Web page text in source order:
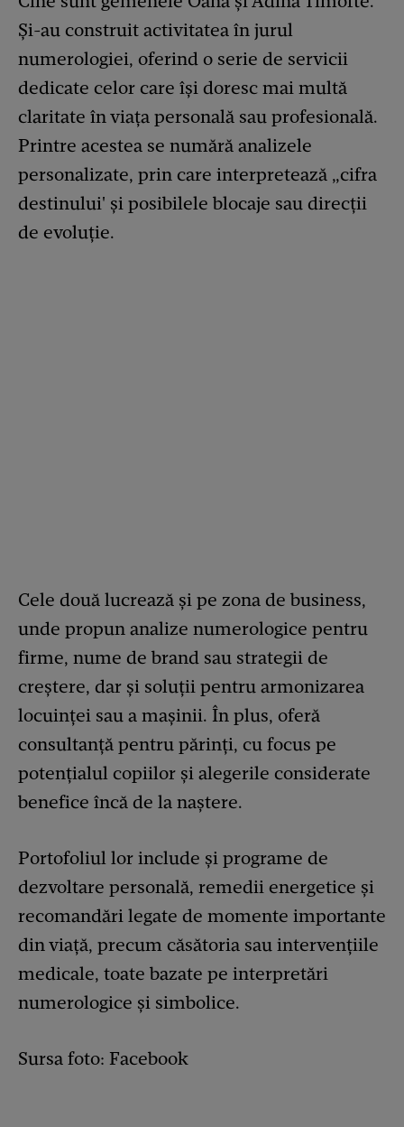
Și-au construit activitatea în jurul
numerologiei, oferind o serie de servicii
dedicate celor care își doresc mai multă
claritate în viața personală sau profesională.
Printre acestea se numără analizele
personalizate, prin care interpretează „cifra
destinului' și posibilele blocaje sau direcții
de evoluție.
Cele două lucrează și pe zona de business,
unde propun analize numerologice pentru
firme, nume de brand sau strategii de
creștere, dar și soluții pentru armonizarea
locuinței sau a mașinii. În plus, oferă
consultanță pentru părinți, cu focus pe
potențialul copiilor și alegerile considerate
benefice încă de la naștere.
Portofoliul lor include și programe de
dezvoltare personală, remedii energetice și
recomandări legate de momente importante
din viață, precum căsătoria sau intervențiile
medicale, toate bazate pe interpretări
numerologice și simbolice.
Sursa foto: Facebook